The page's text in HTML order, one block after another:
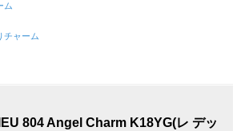
ム
チャーム
804 Angel Charm K18YG(レ デッ